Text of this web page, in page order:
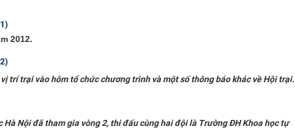
2012.
trí trại vào hôm tổ chức chương trình và một số thông báo khác về Hội trại.
Nội đã tham gia vòng 2, thi đấu cùng hai đội là Trường ĐH Khoa học tự